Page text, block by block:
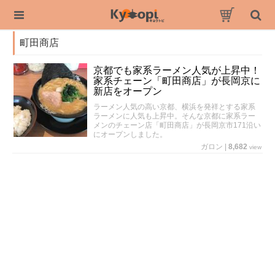
町田商店
京都でも家系ラーメン人気が上昇中！
家系チェーン「町田商店」が長岡京に
新店をオープン
ラーメン人気の高い京都、横浜を発祥とする家系
ラーメンに人気も上昇中。そんな京都に家系ラー
メンのチェーン店「町田商店」が長岡京市171沿い
にオープンしました。
ガロン
8,682 view